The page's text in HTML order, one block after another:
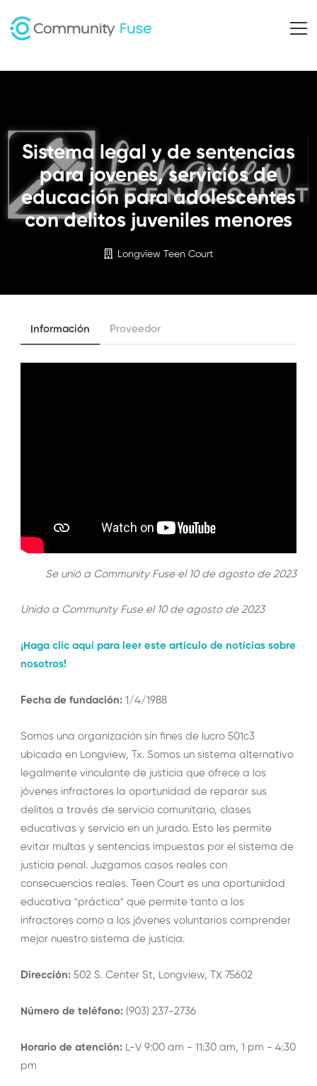
Sistema legal y de sentencias
para jovenes, servicios de
educación para adolescentes
con delitos juveniles menores
Longview Teen Court
Información Proveedor
Se unió a Community Fuse el 10 de agosto de 2023
Unido a Community Fuse el 10 de agosto de 2023
¡Haga clic aquí para leer este artículo de noticias sobre
nosotros!
Fecha de fundación:1/4/1988
Somos una organización sin fines de lucro 501c3
ubicada en Longview, Tx. Somos un sistema alternativo
legalmente vinculante de justicia que ofrece a los
jóvenes infractores la oportunidad de reparar sus
delitos a través de servicio comunitario, clases
educativas y servicio en un jurado. Esto les permite
evitar multas y sentencias impuestas por el sistema de
justicia penal. Juzgamos casos reales con
consecuencias reales. Teen Court es una oportunidad
educativa "práctica" que permite tanto a los
infractores como a los jóvenes voluntarios comprender
mejor nuestro sistema de justicia.
Dirección:502 S. Center St, Longview, TX 75602
Número de teléfono:(903) 237-2736
Horario de atención:L-V 9:00 am - 11:30 am, 1 pm - 4:30
pm